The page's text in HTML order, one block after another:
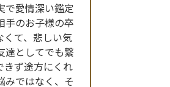
で愛情深い鑑定
手のお子様の卒
くて、悲しい気
達としてでも繋
きず途方にくれ
みではなく、そ